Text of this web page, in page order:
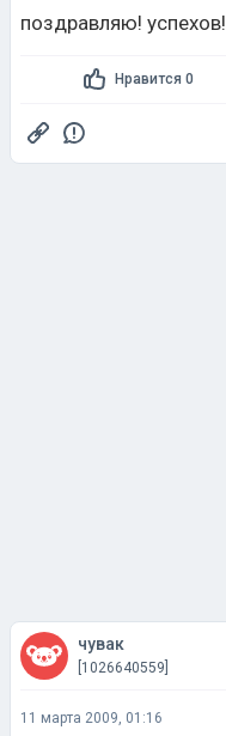
поздравляю! успехов!
Нравится 0
чувак
[1026640559]
11 марта 2009, 01:16